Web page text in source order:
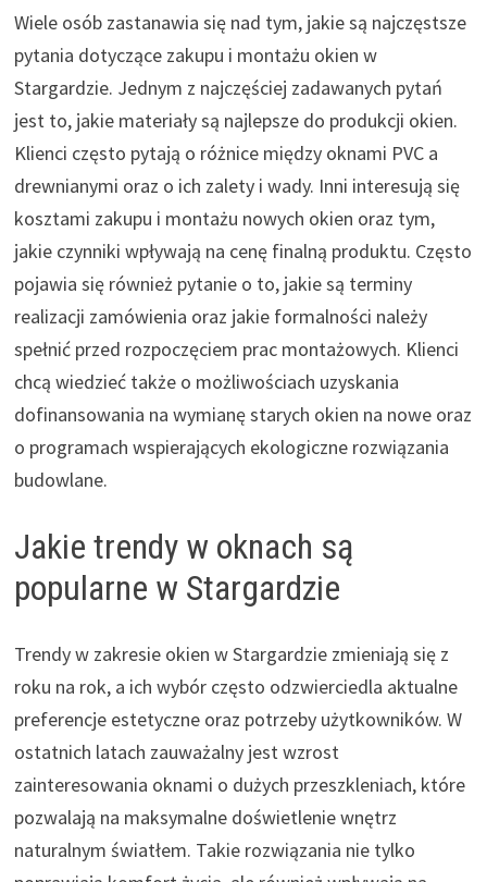
Wiele osób zastanawia się nad tym, jakie są najczęstsze
pytania dotyczące zakupu i montażu okien w
Stargardzie. Jednym z najczęściej zadawanych pytań
jest to, jakie materiały są najlepsze do produkcji okien.
Klienci często pytają o różnice między oknami PVC a
drewnianymi oraz o ich zalety i wady. Inni interesują się
kosztami zakupu i montażu nowych okien oraz tym,
jakie czynniki wpływają na cenę finalną produktu. Często
pojawia się również pytanie o to, jakie są terminy
realizacji zamówienia oraz jakie formalności należy
spełnić przed rozpoczęciem prac montażowych. Klienci
chcą wiedzieć także o możliwościach uzyskania
dofinansowania na wymianę starych okien na nowe oraz
o programach wspierających ekologiczne rozwiązania
budowlane.
Jakie trendy w oknach są
popularne w Stargardzie
Trendy w zakresie okien w Stargardzie zmieniają się z
roku na rok, a ich wybór często odzwierciedla aktualne
preferencje estetyczne oraz potrzeby użytkowników. W
ostatnich latach zauważalny jest wzrost
zainteresowania oknami o dużych przeszkleniach, które
pozwalają na maksymalne doświetlenie wnętrz
naturalnym światłem. Takie rozwiązania nie tylko